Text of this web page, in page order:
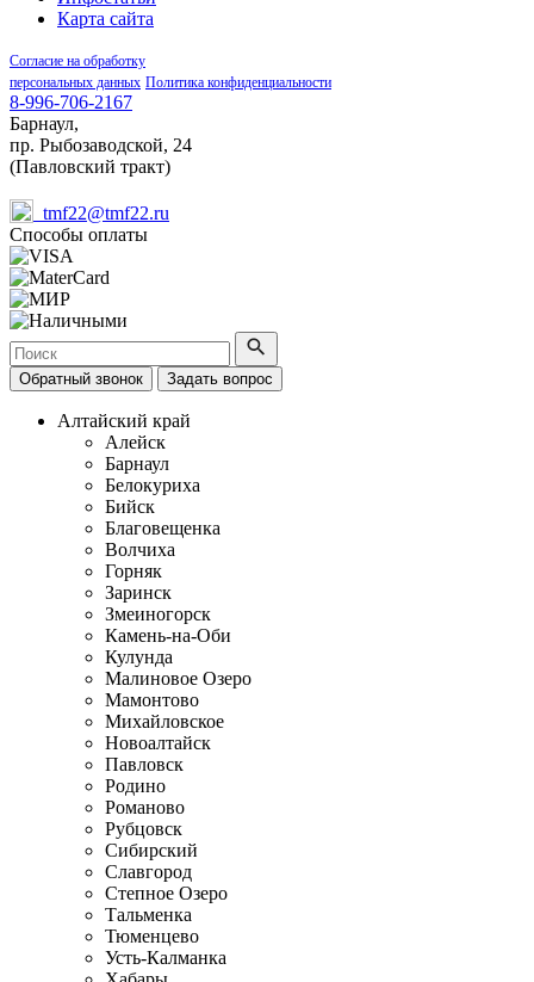
Карта сайта
Согласие на обработку
персональных данных Политика конфиденциальности
8-996-706-2167
Барнаул,
пр. Рыбозаводской, 24
(Павловский тракт)
tmf22@tmf22.ru
Способы оплаты
Обратный звонок Задать вопрос
Алтайский край
Алейск
Барнаул
Белокуриха
Бийск
Благовещенка
Волчиха
Горняк
Заринск
Змеиногорск
Камень-на-Оби
Кулунда
Малиновое Озеро
Мамонтово
Михайловское
Новоалтайск
Павловск
Родино
Романово
Рубцовск
Сибирский
Славгород
Степное Озеро
Тальменка
Тюменцево
Усть-Калманка